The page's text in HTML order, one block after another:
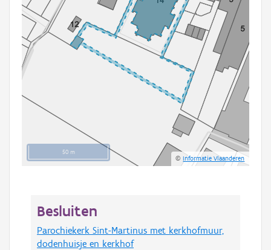
50 m
©Informatie Vlaanderen
Besluiten
Parochiekerk Sint-Martinus met kerkhofmuur,
dodenhuisje en kerkhof